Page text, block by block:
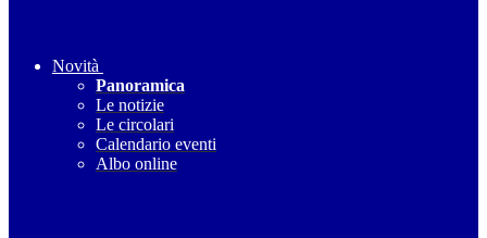
Novità
Panoramica
Le notizie
Le circolari
Calendario eventi
Albo online